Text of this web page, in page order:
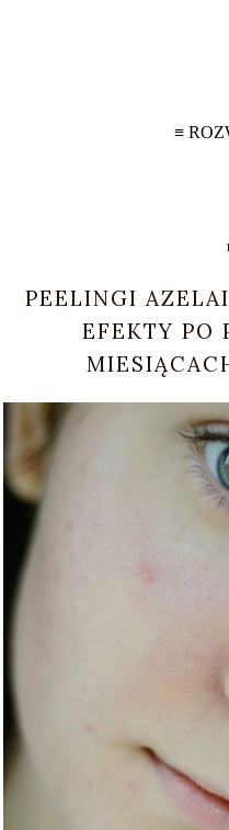
≡
PEELINGI
EFEKTY PO